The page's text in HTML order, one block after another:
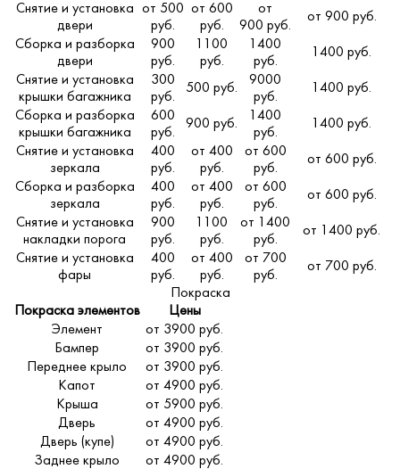
Снятие и установка
двери
от 500
руб.
от 600
руб.
от
900 руб.
от 900 руб.
Сборка и разборка
двери
900
руб.
1100
руб.
1400
руб.
1400 руб.
Снятие и установка
крышки багажника
300
руб.
500 руб.
9000
руб.
1400 руб.
Сборка и разборка
крышки багажника
600
руб.
900 руб.
1400
руб.
1400 руб.
Снятие и установка
зеркала
400
руб.
от 400
руб.
от 600
руб.
от 600 руб.
Сборка и разборка
зеркала
400
руб.
от 400
руб.
от 600
руб.
от 600 руб.
Снятие и установка
накладки порога
900
руб.
1100
руб.
от 1400
руб.
от 1400 руб.
Снятие и установка
фары
400
руб.
от 400
руб.
от 700
руб.
от 700 руб.
Покраска
Покраска элементов
Цены
Элемент
от 3900 руб.
Бампер
от 3900 руб.
Переднее крыло
от 3900 руб.
Капот
от 4900 руб.
Крыша
от 5900 руб.
Дверь
от 4900 руб.
Дверь (купе)
от 4900 руб.
Заднее крыло
от 4900 руб.